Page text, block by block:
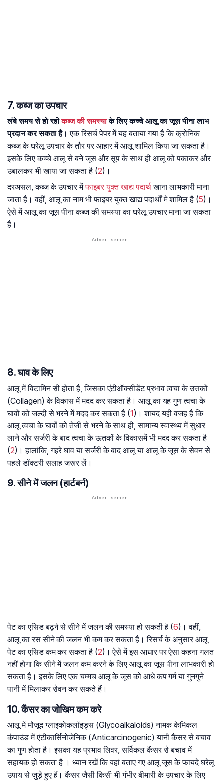
7. कब्ज का उपचार
लंबे समय से हो रहीकब्ज की समस्याके लिए कच्चे आलू का जूस पीना लाभ
प्रदान कर सकता है। एक रिसर्च पेपर में यह बताया गया है कि क्रोनिक
कब्ज के घरेलू उपचार के तौर पर आहार में आलू शामिल किया जा सकता है।
इसके लिए कच्चे आलू से बने जूस और सूप के साथ ही आलू को पकाकर और
उबालकर भी खाया जा सकता है (2)।
दरअसल, कब्ज के उपचार मेंफाइबर युक्त खाद्य पदार्थखाना लाभकारी माना
जाता है। वहीं, आलू का नाम भी फाइबर युक्त खाद्य पदार्थों में शामिल है (5)।
ऐसे में आलू का जूस पीना कब्ज की समस्या का घरेलू उपचार माना जा सकता
है।
8. घाव के लिए
आलू में विटामिन सी होता है, जिसका एंटीऑक्सीडेंट प्रभाव त्वचा के उत्तकों
(Collagen) के विकास में मदद कर सकता है। आलू का यह गुण त्वचा के
घावों को जल्दी से भरने में मदद कर सकता है (1)। शायद यही वजह है कि
आलू त्वचा के घावों को तेजी से भरने के साथ ही, सामान्य स्वास्थ्य में सुधार
लाने और सर्जरी के बाद त्वचा के ऊतकों के विकासमें भी मदद कर सकता है
(2)। हालांकि, गहरे घाव या सर्जरी के बाद आलू या आलू के जूस के सेवन से
पहले डॉक्टरी सलाह जरूर लें।
9. सीने में जलन (हार्टबर्न)
पेट का एसिड बढ़ने से सीने में जलन की समस्या हो सकती है (6)। वहीं,
आलू का रस सीने की जलन भी कम कर सकता है। रिसर्च के अनुसार आलू
पेट का एसिड कम कर सकता है (2)। ऐसे में इस आधार पर ऐसा कहना गलत
नहीं होगा कि सीने में जलन कम करने के लिए आलू का जूस पीना लाभकारी हो
सकता है। इसके लिए एक चम्मच आलू के जूस को आधे कप गर्म या गुनगुने
पानी में मिलाकर सेवन कर सकते हैं।
10. कैंसर का जोखिम कम करे
आलू में मौजूद ग्लाइकोकलॉइड्स (Glycoalkaloids) नामक केमिकल
कंपाउंड में एंटीकार्सिनोजेनिक (Anticarcinogenic) यानी कैंसर से बचाव
का गुण होता है। इसका यह प्रभाव लिवर, सर्विकल कैंसर से बचाव में
सहायक हो सकता है । ध्यान रखें कि यहां बताए गए आलू जूस के फायदे घरेलू
उपाय से जुड़े हुए हैं। कैंसर जैसी किसी भी गंभीर बीमारी के उपचार के लिए